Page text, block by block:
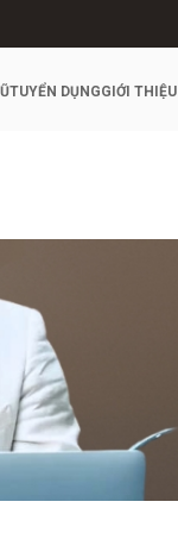
TUYỂN DỤNGGIỚI THIỆU